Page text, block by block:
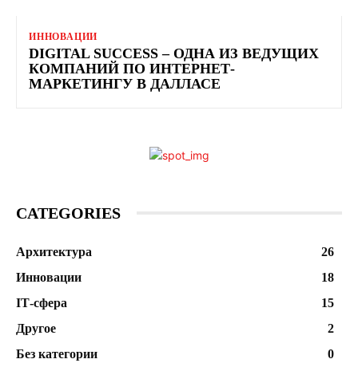
ИННОВАЦИИ
DIGITAL SUCCESS – ОДНА ИЗ ВЕДУЩИХ
КОМПАНИЙ ПО ИНТЕРНЕТ-
МАРКЕТИНГУ В ДАЛЛАСЕ
CATEGORIES
Архитектура
26
Инновации
18
ІТ-сфера
15
Другое
2
Без категории
0